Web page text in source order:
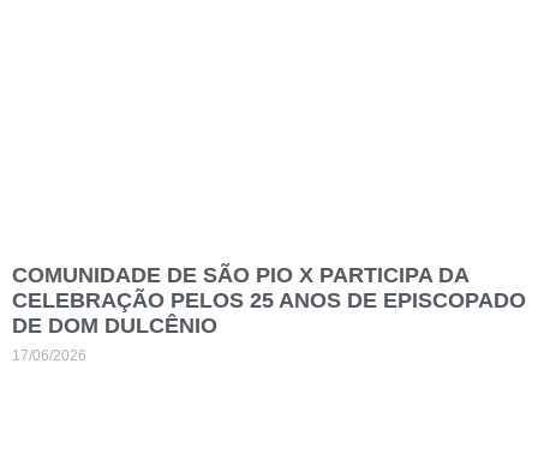
COMUNIDADE DE SÃO PIO X PARTICIPA DA
CELEBRAÇÃO PELOS 25 ANOS DE EPISCOPADO
DE DOM DULCÊNIO
17/06/2026